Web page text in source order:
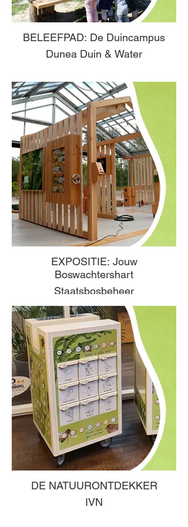
BELEEFPAD: De Duincampus
Dunea Duin & Water
EXPOSITIE: Jouw
Boswachtershart
Staatsbosbeheer
DE NATUURONTDEKKER
IVN